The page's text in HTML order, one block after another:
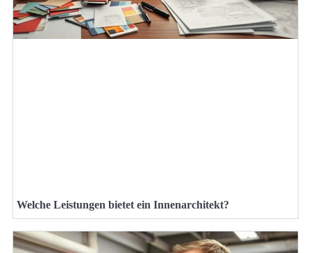
Welche Leistungen bietet ein Innenarchitekt?